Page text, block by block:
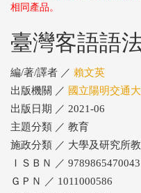
相同產品。
臺灣客語語
編/著/譯者 ／ 賴文英
出版機關 ／ 國立陽明交通
出版日期 ／ 2021-06
主題分類 ／ 教育
施政分類 ／ 大學及研究所
ＩＳＢＮ ／ 9789865470043
ＧＰＮ ／ 1011000586